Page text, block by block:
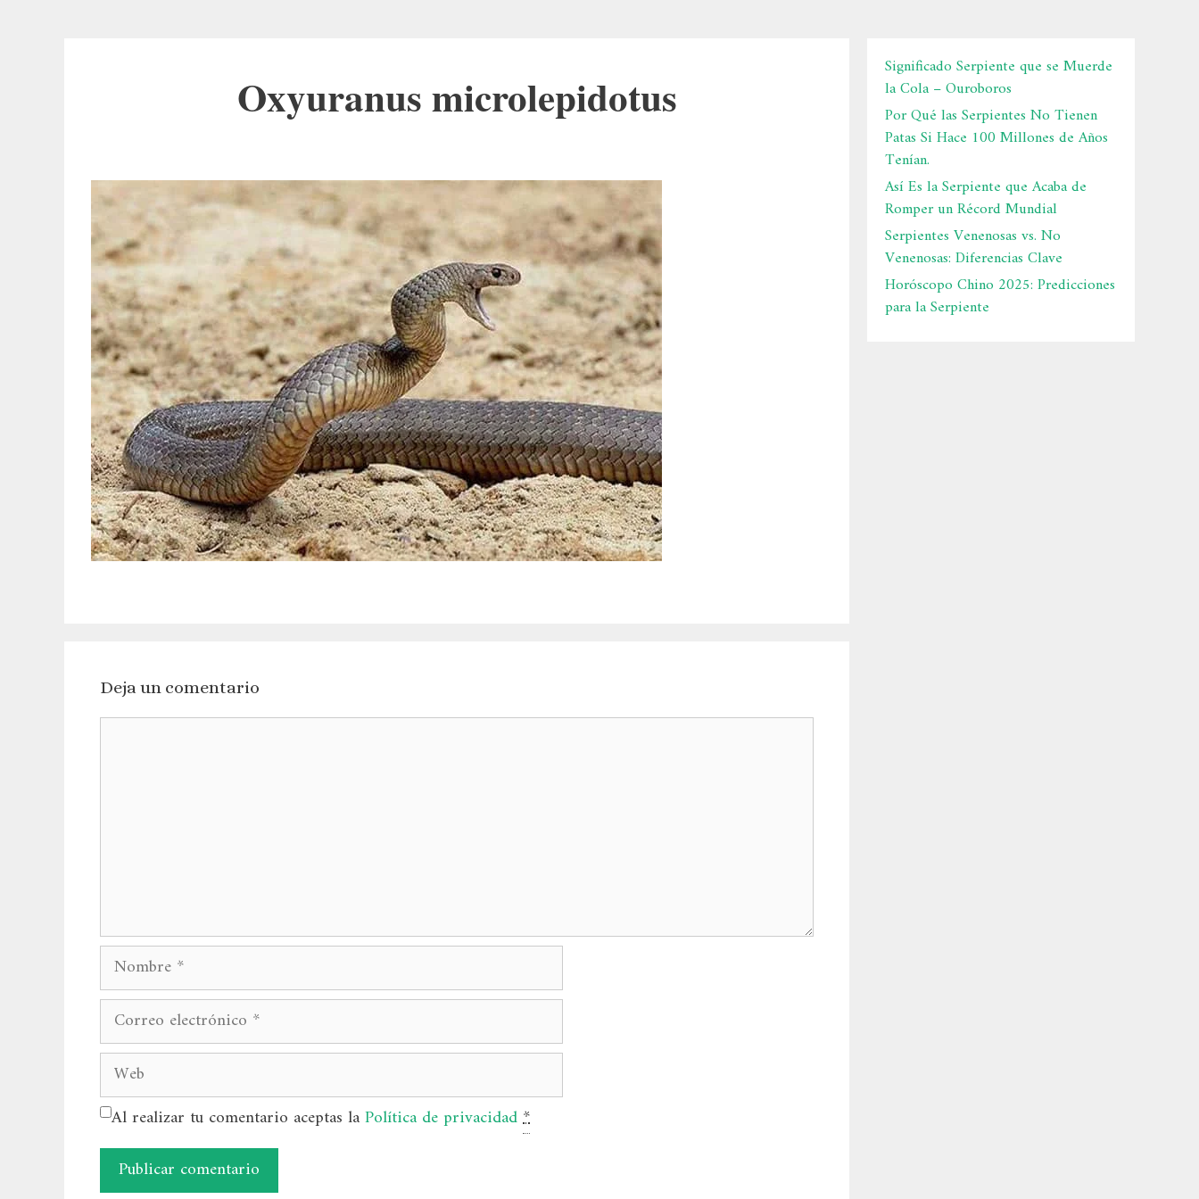
Oxyuranus microlepidotus
Deja un comentario
Comentario
Nombre
Correo
electrónico
Web
Al realizar tu comentario aceptas laPolítica de privacidad*
Significado Serpiente que se Muerde
la Cola – Ouroboros
Por Qué las Serpientes No Tienen
Patas Si Hace 100 Millones de Años
Tenían.
Así Es la Serpiente que Acaba de
Romper un Récord Mundial
Serpientes Venenosas vs. No
Venenosas: Diferencias Clave
Horóscopo Chino 2025: Predicciones
para la Serpiente